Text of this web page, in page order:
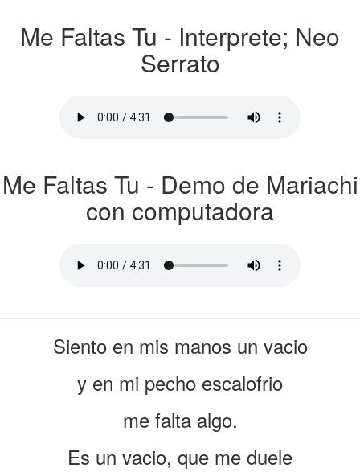
Me Faltas Tu - Interprete; Neo
Serrato
Me Faltas Tu - Demo de Mariachi
con computadora
Siento en mis manos un vacio
y en mi pecho escalofrio
me falta algo.
Es un vacio, que me duele